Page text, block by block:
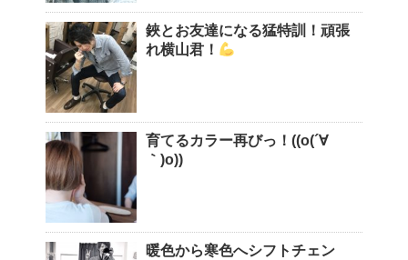
鋏とお友達になる猛特訓！頑張
れ横山君！
育てるカラー再びっ！((o(´∀
｀)o))
暖色から寒色へシフトチェン